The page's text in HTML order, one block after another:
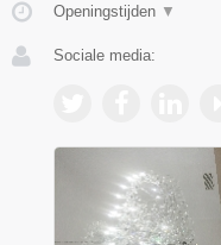
Openingstijden ▼
Sociale media: